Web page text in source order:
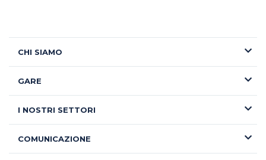
CHI SIAMO
GARE
I NOSTRI SETTORI
COMUNICAZIONE